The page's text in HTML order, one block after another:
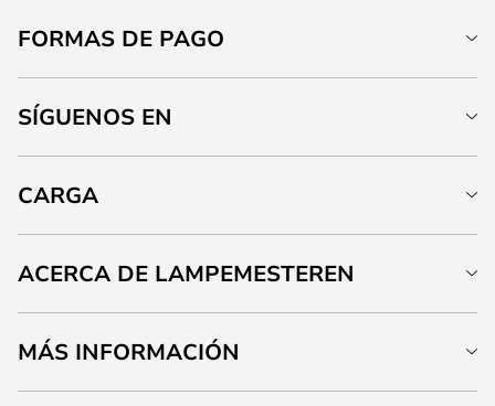
FORMAS DE PAGO
SÍGUENOS EN
CARGA
ACERCA DE LAMPEMESTEREN
MÁS INFORMACIÓN